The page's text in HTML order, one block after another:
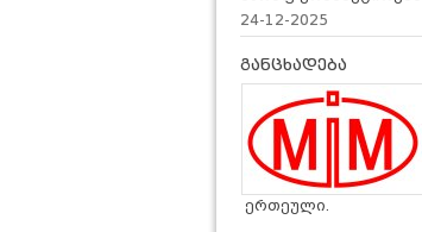
24-12-2025
განცხადება
ერთეული.